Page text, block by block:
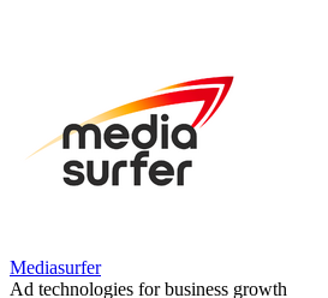
Mediasurfer
Ad technologies for business growth